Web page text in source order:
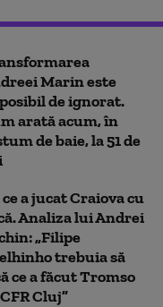
Marin este
de ignorat.
arată acum, în
de baie, la 51 de
ce a jucat Craiova cu
Analiza lui Andrei
„Filipe
trebuia să
ce a făcut Tromso
Cluj”